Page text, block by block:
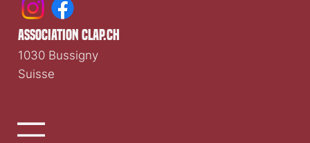
association clap.ch
1030 Bussigny
Suisse